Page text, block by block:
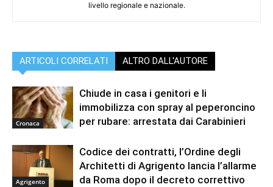
livello regionale e nazionale.
ARTICOLI CORRELATI ALTRO DALL'AUTORE
Cronaca
Chiude in casa i genitori e li
immobilizza con spray al peperoncino
per rubare: arrestata dai Carabinieri
Agrigento
Codice dei contratti, l’Ordine degli
Architetti di Agrigento lancia l’allarme
da Roma dopo il decreto correttivo